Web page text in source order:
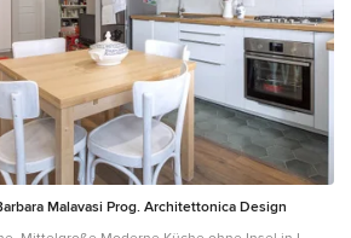
Malavasi Prog. Architettonica Design